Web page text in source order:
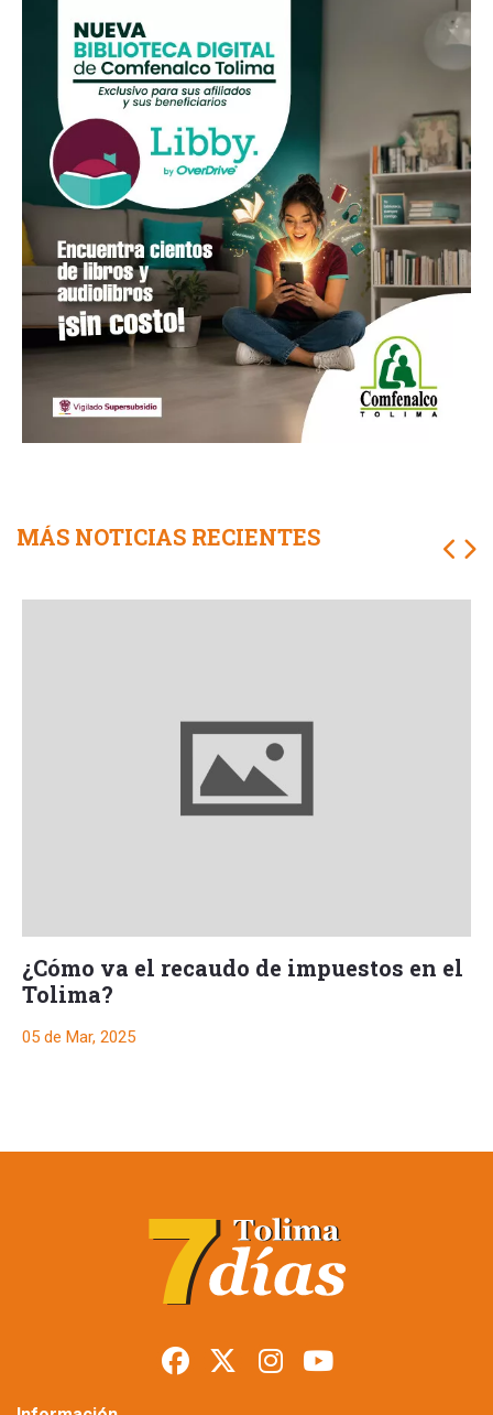
MÁS NOTICIAS RECIENTES
¿Cómo va el recaudo de impuestos en el
Tolima?
05 de Mar, 2025
recaudar $4.885
millones por
exenciones